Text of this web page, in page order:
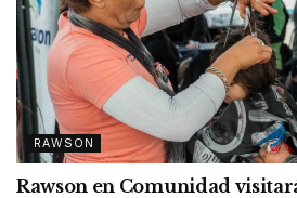
RAWSON
Rawson en Comunidad